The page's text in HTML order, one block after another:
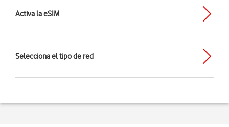
Activa la eSIM
Selecciona el tipo de red